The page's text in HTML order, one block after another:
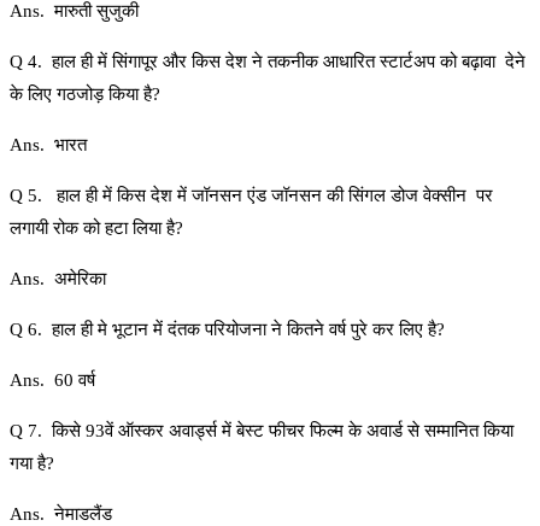
Ans. मारुती सुजुकी
Q 4. हाल ही में सिंगापूर और किस देश ने तकनीक आधारित स्टार्टअप को बढ़ावा देने
के लिए गठजोड़ किया है?
Ans. भारत
Q 5. हाल ही में किस देश में जॉनसन एंड जॉनसन की सिंगल डोज वेक्सीन पर
लगायी रोक को हटा लिया है?
Ans. अमेरिका
Q 6. हाल ही मे भूटान में दंतक परियोजना ने कितने वर्ष पुरे कर लिए है?
Ans. 60 वर्ष
Q 7. किसे 93वें ऑस्कर अवार्ड्स में बेस्ट फीचर फिल्म के अवार्ड से सम्मानित किया
गया है?
Ans. नेमाडलैंड